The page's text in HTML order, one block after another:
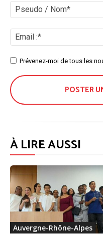
SitePrévenez-moi de tous les
À LIRE AUSSI
Auvergne-Rhône-Alpes